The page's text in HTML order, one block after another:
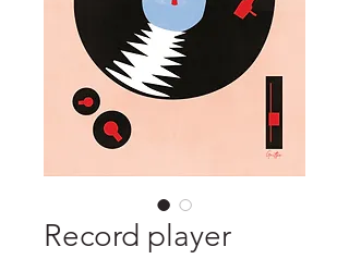
Record player